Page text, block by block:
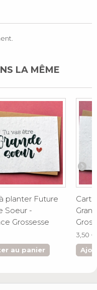
LA MÊME
planter Future
Soeur -
Grossesse
au panier
3,50 €